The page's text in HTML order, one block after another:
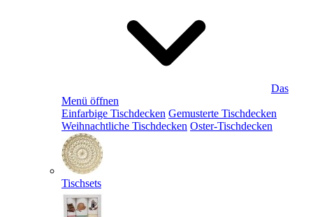
Das
Menü öffnen
Einfarbige Tischdecken Gemusterte Tischdecken
Weihnachtliche Tischdecken Oster-Tischdecken
Tischsets